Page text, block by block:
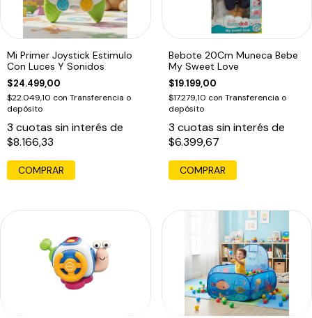
Mi Primer Joystick Estimulo
Con Luces Y Sonidos
$24.499,00
$22.049,10 con Transferencia o
depósito
3 cuotas sin interés de
$8.166,33
Bebote 20Cm Muneca Bebe
My Sweet Love
$19.199,00
$17.279,10 con Transferencia o
depósito
3 cuotas sin interés de
$6.399,67
COMPRAR